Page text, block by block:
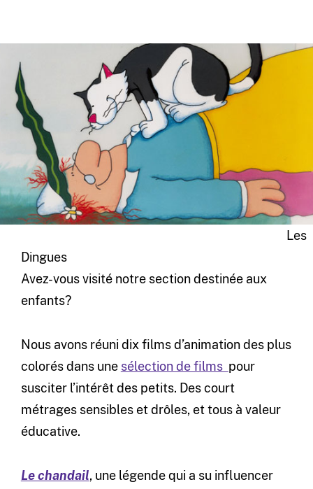
Les
Dingues
Avez-vous visité notre section destinée aux
enfants?
Nous avons réuni dix films d’animation des plus
colorés dans une sélection de films pour
susciter l’intérêt des petits. Des court
métrages sensibles et drôles, et tous à valeur
éducative.
Le chandail, une légende qui a su influencer